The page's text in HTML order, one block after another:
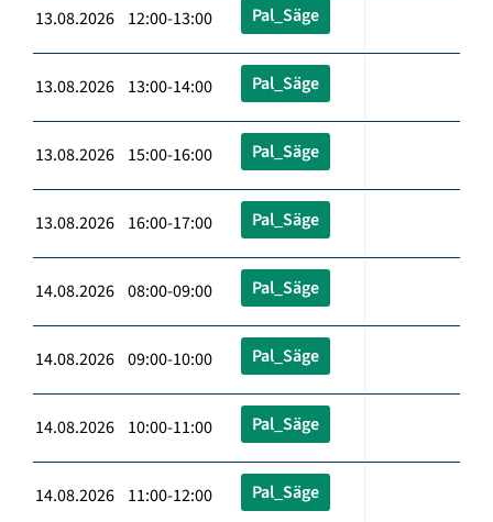
13.08.2026 12:00-13:00 Pal_Säge
13.08.2026 13:00-14:00 Pal_Säge
13.08.2026 15:00-16:00 Pal_Säge
13.08.2026 16:00-17:00 Pal_Säge
14.08.2026 08:00-09:00 Pal_Säge
14.08.2026 09:00-10:00 Pal_Säge
14.08.2026 10:00-11:00 Pal_Säge
14.08.2026 11:00-12:00 Pal_Säge